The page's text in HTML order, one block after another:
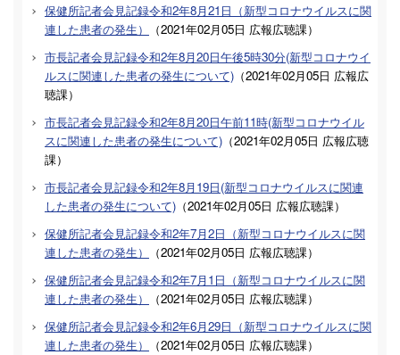
保健所記者会見記録令和2年8月21日（新型コロナウイルスに関
連した患者の発生）
（2021年02月05日 広報広聴課）
市長記者会見記録令和2年8月20日午後5時30分(新型コロナウイ
ルスに関連した患者の発生について) （2021年02月05日 広報広
聴課）
市長記者会見記録令和2年8月20日午前11時(新型コロナウイル
スに関連した患者の発生について) （2021年02月05日 広報広聴
課）
市長記者会見記録令和2年8月19日(新型コロナウイルスに関連
した患者の発生について) （2021年02月05日 広報広聴課）
保健所記者会見記録令和2年7月2日（新型コロナウイルスに関
連した患者の発生）
（2021年02月05日 広報広聴課）
保健所記者会見記録令和2年7月1日（新型コロナウイルスに関
連した患者の発生）
（2021年02月05日 広報広聴課）
保健所記者会見記録令和2年6月29日（新型コロナウイルスに関
連した患者の発生）
（2021年02月05日 広報広聴課）